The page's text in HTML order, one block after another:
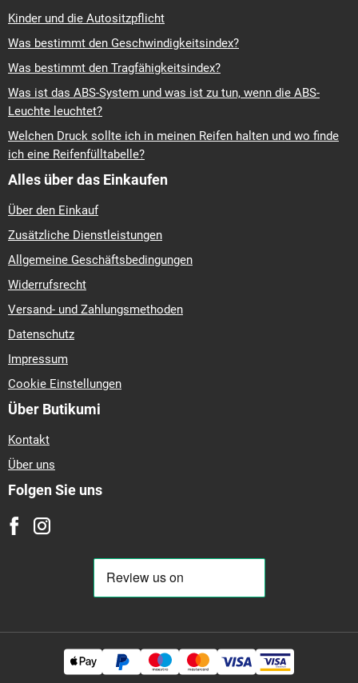
Kinder und die Autositzpflicht
Was bestimmt den Geschwindigkeitsindex?
Was bestimmt den Tragfähigkeitsindex?
Was ist das ABS-System und was ist zu tun, wenn die ABS-
Leuchte leuchtet?
Welchen Druck sollte ich in meinen Reifen halten und wo finde
ich eine Reifenfülltabelle?
Alles über das Einkaufen
Über den Einkauf
Zusätzliche Dienstleistungen
Allgemeine Geschäftsbedingungen
Widerrufsrecht
Versand- und Zahlungsmethoden
Datenschutz
Impressum
Cookie Einstellungen
Über Butikumi
Kontakt
Über uns
Folgen Sie uns